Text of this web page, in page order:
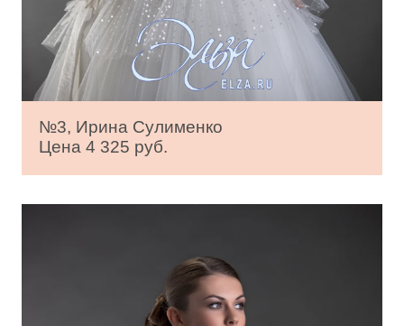
№3, Ирина Сулименко
Цена 4 325 руб.